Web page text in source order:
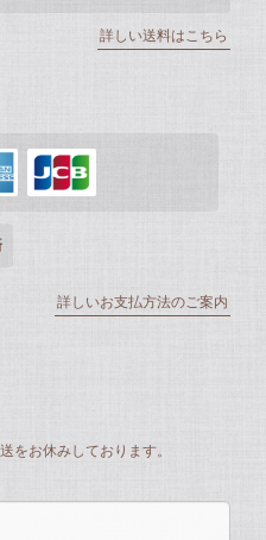
詳しい送料はこちら
詳しいお支払方法のご案内
をお休みしております。